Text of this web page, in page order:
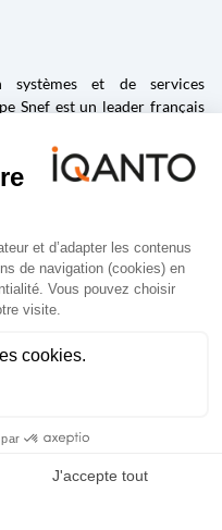
systèmes et de services
Snef est un leader français
systèmes électriques et
fabrication de solutions
de la gestion de la
et d’intégration de logiciels
produits et la gestion de la